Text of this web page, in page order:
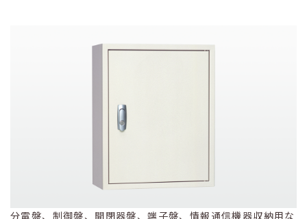
分電盤、制御盤、開閉器盤、端子盤、情報通信機器収納用な